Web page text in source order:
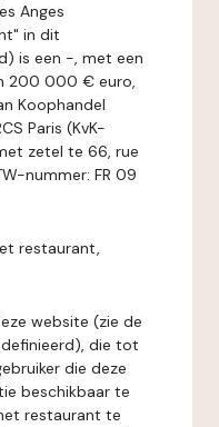
Anges
in dit
is een -, met een
200 000 € euro,
Koophandel
Paris (KvK-
zetel te 66, rue
nummer: FR 09
restaurant,
website (zie de
die tot
die deze
beschikbaar te
restaurant te